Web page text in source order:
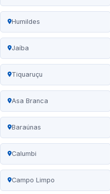
Humildes
Jaíba
Tiquaruçu
Asa Branca
Baraúnas
Calumbi
Campo Limpo